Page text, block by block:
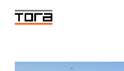
content